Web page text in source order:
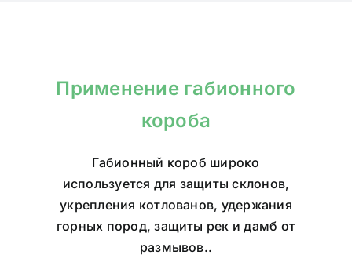
Применение габионного
короба
Габионный короб широко
используется для защиты склонов,
укрепления котлованов, удержания
горных пород, защиты рек и дамб от
размывов..